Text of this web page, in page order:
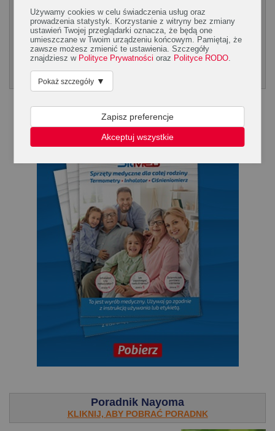
1 2 3 DALEJ
Poradnik Silmed
KLIKNIJ, ABY POBRAĆ PORADNK
Poradnik Nayoma
KLIKNIJ, ABY POBRAĆ PORADNK
Używamy cookies w celu świadczenia usług oraz
prowadzenia statystyk. Korzystanie z witryny bez zmiany
ustawień Twojej przeglądarki oznacza, że będą one
umieszczane w Twoim urządzeniu końcowym. Pamiętaj, że
zawsze możesz zmienić te ustawienia. Szczegóły
znajdziesz w Polityce Prywatności oraz Polityce RODO.
Pokaż szczegóły ▼
Zapisz preferencje
Akceptuj wszystkie